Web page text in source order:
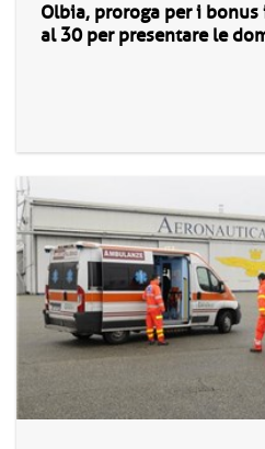
Olbia, proroga per i
al 30 per presentare le